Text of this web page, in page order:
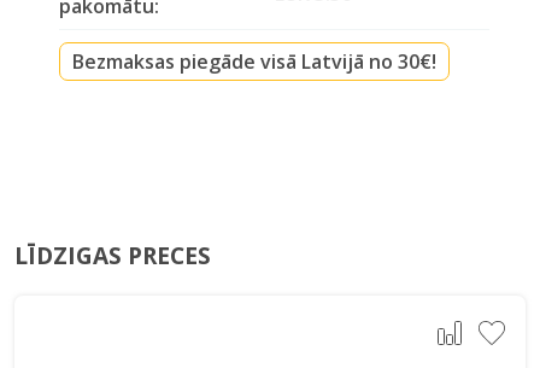
pakomātu:
Bezmaksas piegāde visā Latvijā no 30€!
LĪDZIGAS PRECES